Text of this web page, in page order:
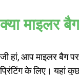
क्या माइलर
जी हां, आप माइलर बैग
प्रिंटिंग के लिए। यहां